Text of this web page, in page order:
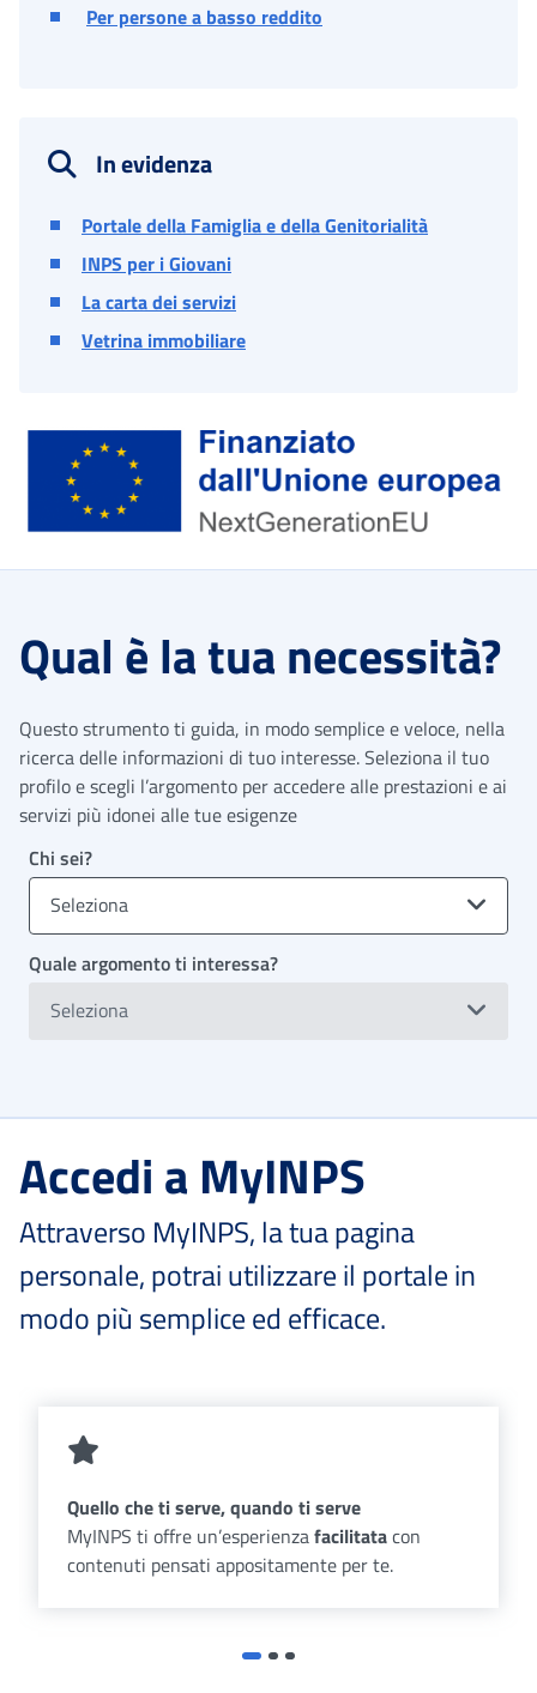
Per persone a basso reddito
In evidenza
Portale della Famiglia e della Genitorialità
INPS per i Giovani
La carta dei servizi
Vetrina immobiliare
Qual è la tua necessità?
Questo strumento ti guida, in modo semplice e veloce, nella
ricerca delle informazioni di tuo interesse. Seleziona il tuo
profilo e scegli l’argomento per accedere alle prestazioni e ai
servizi più idonei alle tue esigenze
Chi sei?
Seleziona
Quale argomento ti interessa?
Seleziona
Accedi a MyINPS
Attraverso MyINPS, la tua pagina
personale, potrai utilizzare il portale in
modo più semplice ed efficace.
Quello che ti serve, quando ti serve
MyINPS ti offre un’esperienzafacilitatacon
contenuti pensati appositamente per te.